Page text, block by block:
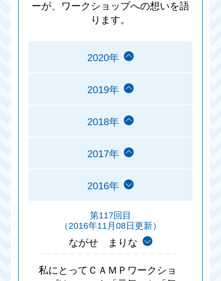
ーが、ワークショップへの想いを語
ります。
2020年
2019年
2018年
2017年
2016年
第117回目
（2016年11月08日更新）
ながせ まりな
私にとってＣＡＭＰワークショ